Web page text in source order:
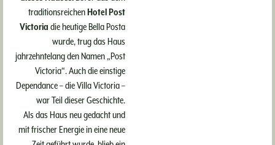
traditionsreichen Hotel Post
Victoria die heutige Bella Posta
wurde, trug das Haus
jahrzehntelang den Namen „Post
Victoria“. Auch die einstige
Dependance – die Villa Victoria –
war Teil dieser Geschichte.
Als das Haus neu gedacht und
mit frischer Energie in eine neue
im Haupthaus oder eines der
Apartments in der Dependance 50
Meter weiter buchen? Die gute
Nachricht: Falsch entscheiden
kann man sich eigentlich nicht.
WEITERLESEN